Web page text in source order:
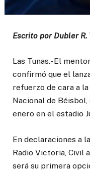
Escrito por Dubler R.
Las Tunas.- El
confirmó que el
refuerzo de cara a
Nacional de
enero en el estadio
En declaraciones a
Radio Victoria, Civil
será su primera